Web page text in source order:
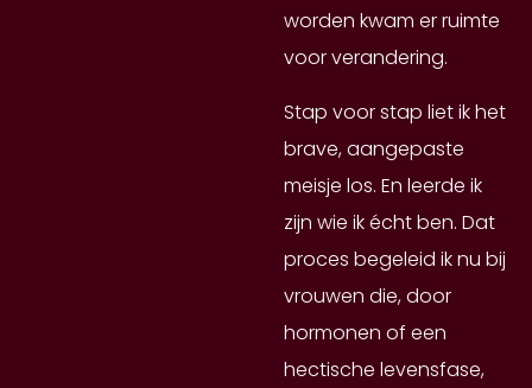
worden kwam er ruimte
voor verandering.
Stap voor stap liet ik het
brave, aangepaste
meisje los. En leerde ik
zijn wie ik écht ben. Dat
proces begeleid ik nu bij
vrouwen die, door
hormonen of een
hectische levensfase,